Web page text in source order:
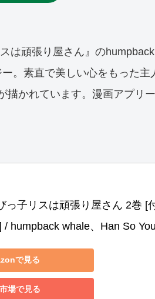
は頑張り屋さん』のhumpback
。素直で美しい心をもった主
描かれています。漫画アプリ
っ子リスは頑張り屋さん 2巻 [
/ humpback whale、Han So
で見る
場で見る